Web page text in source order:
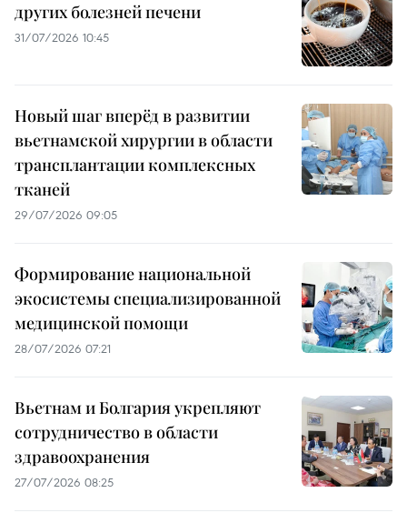
других болезней печени
31/07/2026 10:45
Новый шаг вперёд в развитии
вьетнамской хирургии в области
трансплантации комплексных
тканей
29/07/2026 09:05
Формирование национальной
экосистемы специализированной
медицинской помощи
28/07/2026 07:21
Вьетнам и Болгария укрепляют
сотрудничество в области
здравоохранения
27/07/2026 08:25